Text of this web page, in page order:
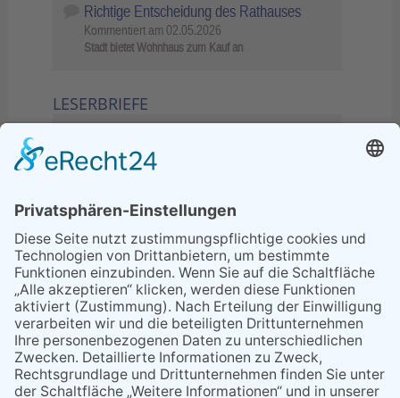
Richtige Entscheidung des Rathauses
Kommentiert am 02.05.2026
Stadt bietet Wohnhaus zum Kauf an
LESERBRIEFE
Sperrung B455: Kleiner
Grenzverkehr statt weite Wege
21.04.2026
Wenn Bahn-Computer nicht
miteinander kommunizieren
11.03.2026
"Plakatverbot für überregionale
Demos"
04.02.2026
Gelbe Tonne – Ein kleiner Blick
über den Tellerand
04.02.2026